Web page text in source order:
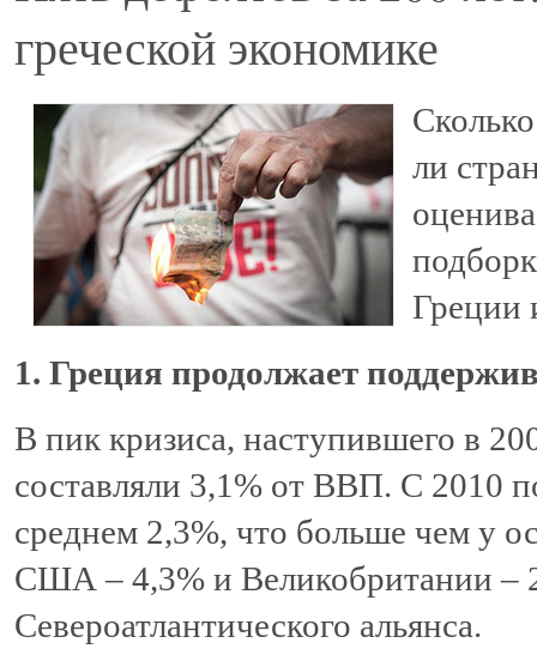
греческой экономике
ли
Греции
1. Греция продолжает
В пик кризиса, наступившего в
составляли 3,1% от ВВП. С 2010
среднем 2,3%, что больше чем у
США – 4,3% и Великобритании –
Североатлантического альянса.